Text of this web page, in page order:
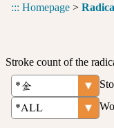
::: Homepage >
Stroke count of the